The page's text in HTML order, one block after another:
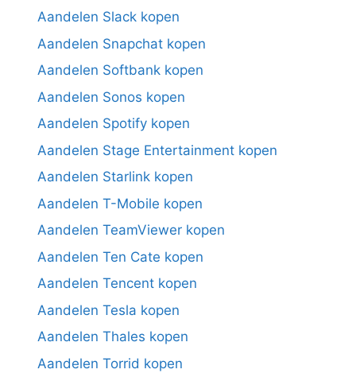
Aandelen Slack kopen
Aandelen Snapchat kopen
Aandelen Softbank kopen
Aandelen Sonos kopen
Aandelen Spotify kopen
Aandelen Stage Entertainment kopen
Aandelen Starlink kopen
Aandelen T-Mobile kopen
Aandelen TeamViewer kopen
Aandelen Ten Cate kopen
Aandelen Tencent kopen
Aandelen Tesla kopen
Aandelen Thales kopen
Aandelen Torrid kopen